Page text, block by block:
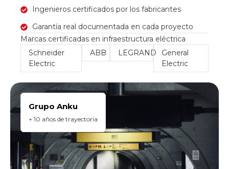
Ingenieros certificados por los fabricantes
Garantía real documentada en cada proyecto
Marcas certificadas en infraestructura eléctrica
Schneider
Electric
ABB LEGRAND
General
Electric
Grupo Anku
+ 10 años de trayectoria